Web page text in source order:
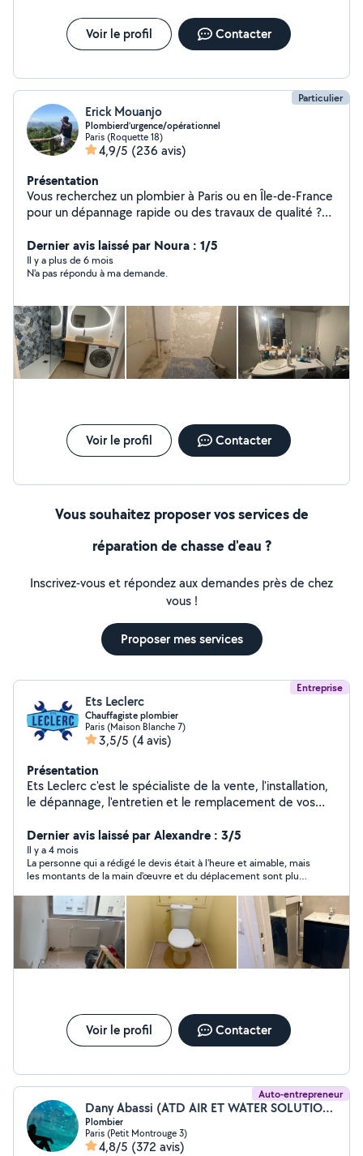
détails, je place la satisfaction de mes clients au cœur
de chacune de mes interventions.
Voir le profil Contacter
Particulier
Erick Mouanjo
Plombierd’urgence/opérationnel
Paris (Roquette 18)
4,9/5 (236 avis)
Présentation
Vous recherchez un plombier à Paris ou en Île-de-France
pour un dépannage rapide ou des travaux de qualité ?
j'interviens rapidement pour tous vos besoins en
plomberie, en urgence ou sur rendez-vous. Dépannage
plomberie rapide à Paris J'interviens pour tous types de
Canalisation bouchée (WC, évier, douche) * Panne de
chauffe-eau * Problème de pression ou de robinetterie
Intervention rapide en région parisienne et banlieue.
Travaux et installation plomberie * Installation de
sanitaires (WC, lavabo, douche, baignoire) * Pose et
aux normes Zone d'intervention Plombier disponible à
Paris et en Île-de-France : intervention rapide en
banlieue et dans tous les arrondissements de Paris
Dernier avis laissé par Noura : 1/5
Il y a plus de 6 mois
N'a pas répondu à ma demande.
Voir le profil Contacter
Vous souhaitez proposer vos services de
réparation de chasse d'eau ?
Inscrivez-vous et répondez aux demandes près de chez
vous !
Proposer mes services
Entreprise
Ets Leclerc
Chauffagiste plombier
Paris (Maison Blanche 7)
3,5/5 (4 avis)
Présentation
Ets Leclerc c'est le spécialiste de la vente, l'installation,
le dépannage, l'entretien et le remplacement de vos
de chauffe-eau et de brûleuret ainsi toute installation
de plomberie et dépannage.Nous intervenons
également le détartrage et le désembouage de vos
chaudières. Mise en place de contrats D'entretien.
Devis et déplacements Gratuits.
Dernier avis laissé par Alexandre : 3/5
Il y a 4 mois
La personne qui a rédigé le devis était à l'heure et aimable, mais
les montants de la main d'œuvre et du déplacement sont plus
Voir le profil Contacter
Auto-entrepreneur
Dany Abassi (ATD AIR ET WATER SOLUTION)
Plombier
Paris (Petit Montrouge 3)
4,8/5 (372 avis)